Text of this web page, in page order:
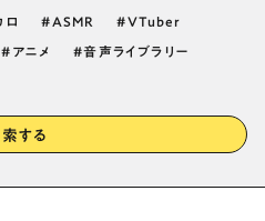
ロ ASMR VTuber
アニメ 音声ライブラリー
する